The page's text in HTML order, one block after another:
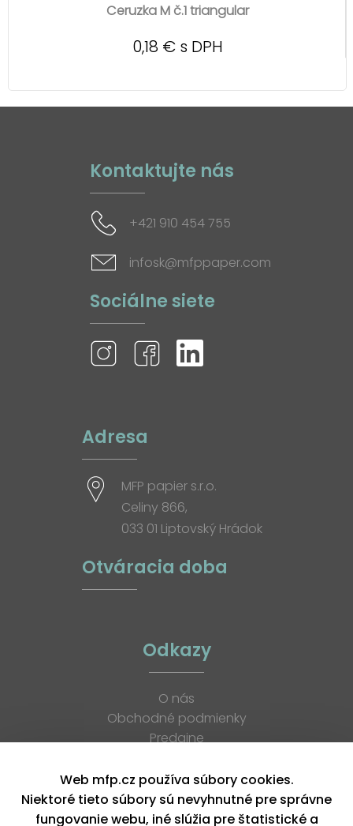
Ceruzka M č.1 triangular
0,18 € s DPH
Kontaktujte nás
+421 910 454 755
infosk@mfppaper.com
Sociálne siete
Adresa
MFP papier s.r.o.
Celiny 866,
033 01 Liptovský Hrádok
Otváracia doba
Odkazy
O nás
Obchodné podmienky
Predajne
K stiahnutiu
Blog
Kontakt
Web mfp.cz používa súbory cookies.
Niektoré tieto súbory sú nevyhnutné pre správne
fungovanie webu, iné slúžia pre štatistické a